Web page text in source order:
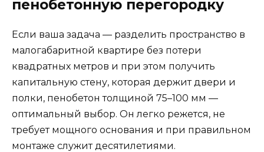
пенобетонную перегородку
Если ваша задача — разделить пространство в
малогабаритной квартире без потери
квадратных метров и при этом получить
капитальную стену, которая держит двери и
полки, пенобетон толщиной 75–100 мм —
оптимальный выбор. Он легко режется, не
требует мощного основания и при правильном
монтаже служит десятилетиями.